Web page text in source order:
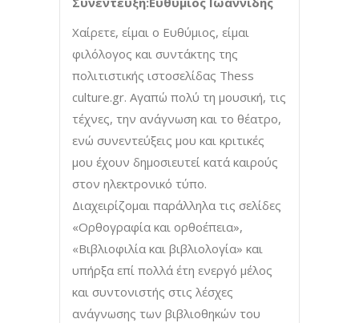
Xαίρετε, είμαι ο Ευθύμιος, είμαι
φιλόλογος και συντάκτης της
πολιτιστικής ιστοσελίδας Thess
culture.gr. Aγαπώ πολύ τη μουσική, τις
τέχνες, την ανάγνωση και το θέατρο,
ενώ συνεντεύξεις μου και κριτικές
μου έχουν δημοσιευτεί κατά καιρούς
στον ηλεκτρονικό τύπο.
Διαχειρίζομαι παράλληλα τις σελίδες
«Ορθογραφία και ορθοέπεια»,
«Βιβλιοφιλία και βιβλιολογία» και
υπήρξα επί πολλά έτη ενεργό μέλος
και συντονιστής στις λέσχες
ανάγνωσης των βιβλιοθηκών του